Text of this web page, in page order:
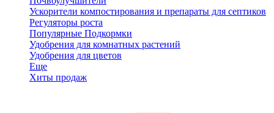
Ускорители компостирования и препараты для септиков
Регуляторы роста
Популярные Подкормки
Удобрения для комнатных растений
Удобрения для цветов
Еще
Хиты продаж